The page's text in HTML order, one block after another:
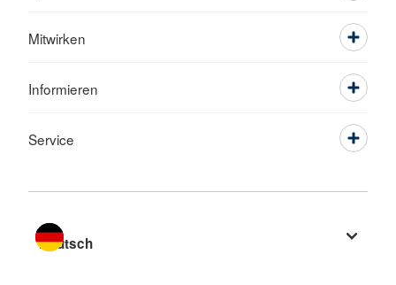
Mitwirken
Informieren
Service
Sprache wechseln zu